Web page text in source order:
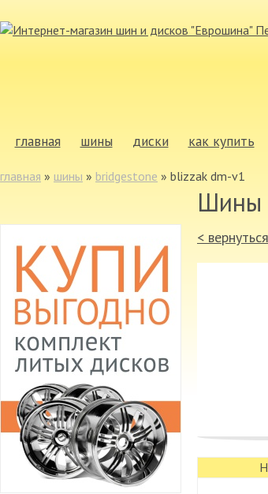
главная шины диски как купить
главная » шины » bridgestone » blizzak dm-v1
Шины
<